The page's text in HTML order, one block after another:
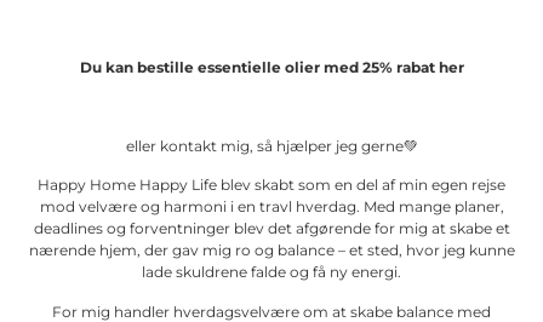
Du kan bestille essentielle olier med 25% rabat her
eller kontakt mig, så hjælper jeg gerne💚
Happy Home Happy Life blev skabt som en del af min egen rejse
mod velvære og harmoni i en travl hverdag. Med mange planer,
deadlines og forventninger blev det afgørende for mig at skabe et
nærende hjem, der gav mig ro og balance – et sted, hvor jeg kunne
lade skuldrene falde og få ny energi.
For mig handler hverdagsvelvære om at skabe balance med